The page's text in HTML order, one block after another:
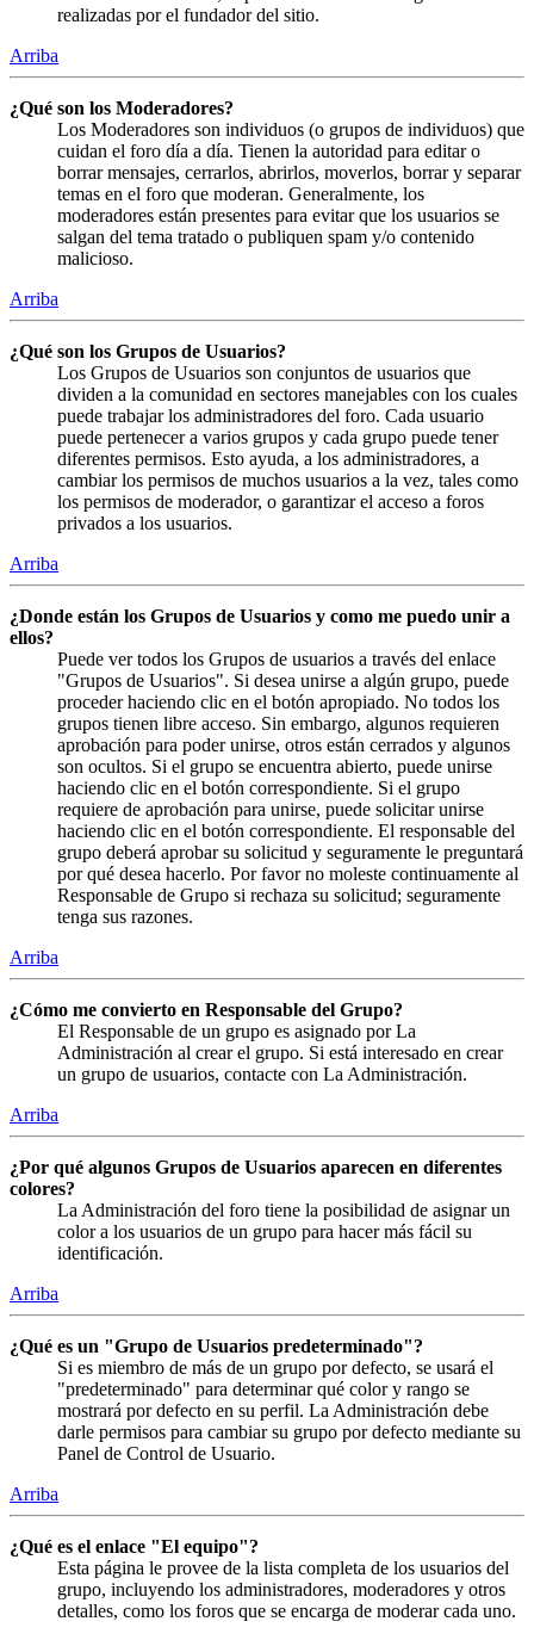
realizadas por el fundador del sitio.
Arriba
¿Qué son los Moderadores?
Los Moderadores son individuos (o grupos de individuos) que
cuidan el foro día a día. Tienen la autoridad para editar o
borrar mensajes, cerrarlos, abrirlos, moverlos, borrar y separar
temas en el foro que moderan. Generalmente, los
moderadores están presentes para evitar que los usuarios se
salgan del tema tratado o publiquen spam y/o contenido
malicioso.
Arriba
¿Qué son los Grupos de Usuarios?
Los Grupos de Usuarios son conjuntos de usuarios que
dividen a la comunidad en sectores manejables con los cuales
puede trabajar los administradores del foro. Cada usuario
puede pertenecer a varios grupos y cada grupo puede tener
diferentes permisos. Esto ayuda, a los administradores, a
cambiar los permisos de muchos usuarios a la vez, tales como
los permisos de moderador, o garantizar el acceso a foros
privados a los usuarios.
Arriba
¿Donde están los Grupos de Usuarios y como me puedo unir a
ellos?
Puede ver todos los Grupos de usuarios a través del enlace
"Grupos de Usuarios". Si desea unirse a algún grupo, puede
proceder haciendo clic en el botón apropiado. No todos los
grupos tienen libre acceso. Sin embargo, algunos requieren
aprobación para poder unirse, otros están cerrados y algunos
son ocultos. Si el grupo se encuentra abierto, puede unirse
haciendo clic en el botón correspondiente. Si el grupo
requiere de aprobación para unirse, puede solicitar unirse
haciendo clic en el botón correspondiente. El responsable del
grupo deberá aprobar su solicitud y seguramente le preguntará
por qué desea hacerlo. Por favor no moleste continuamente al
Responsable de Grupo si rechaza su solicitud; seguramente
tenga sus razones.
Arriba
¿Cómo me convierto en Responsable del Grupo?
El Responsable de un grupo es asignado por La
Administración al crear el grupo. Si está interesado en crear
un grupo de usuarios, contacte con La Administración.
Arriba
¿Por qué algunos Grupos de Usuarios aparecen en diferentes
colores?
La Administración del foro tiene la posibilidad de asignar un
color a los usuarios de un grupo para hacer más fácil su
identificación.
Arriba
¿Qué es un "Grupo de Usuarios predeterminado"?
Si es miembro de más de un grupo por defecto, se usará el
"predeterminado" para determinar qué color y rango se
mostrará por defecto en su perfil. La Administración debe
darle permisos para cambiar su grupo por defecto mediante su
Panel de Control de Usuario.
Arriba
¿Qué es el enlace "El equipo"?
Esta página le provee de la lista completa de los usuarios del
grupo, incluyendo los administradores, moderadores y otros
detalles, como los foros que se encarga de moderar cada uno.